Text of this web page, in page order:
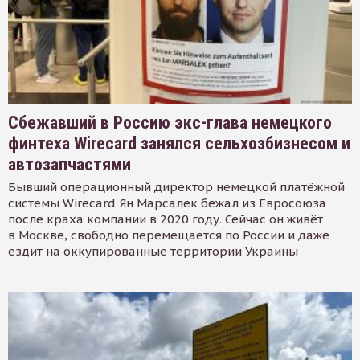
Сбежавший в Россию экс-глава немецкого
финтеха Wirecard занялся сельхозбизнесом и
автозапчастями
Бывший операционный директор немецкой платёжной
системы Wirecard Ян Марсалек бежал из Евросоюза
после краха компании в 2020 году. Сейчас он живёт
в Москве, свободно перемещается по России и даже
ездит на оккупированные территории Украины